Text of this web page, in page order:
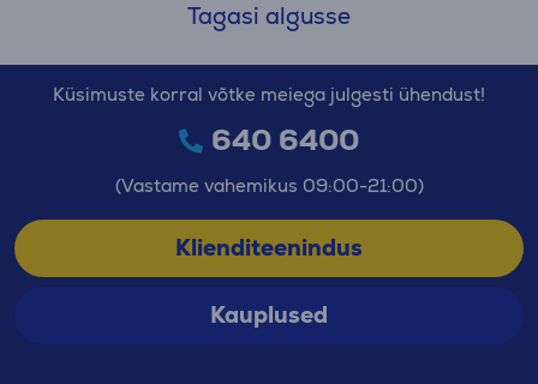
Tagasi algusse
Küsimuste korral võtke meiega julgesti ühendust!
640 6400
(Vastame vahemikus 09:00-21:00)
Klienditeenindus
Kauplused